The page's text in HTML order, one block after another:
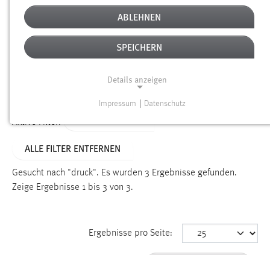
Erstellungsdatum
Alter
Aktive Filter:
ALLE FILTER ENTFERNEN
Gesucht nach "druck". Es wurden 3 Ergebnisse gefunden.
Zeige Ergebnisse 1 bis 3 von 3.
Ergebnisse pro Seite:
ABLEHNEN
SPEICHERN
Details anzeigen
Funktionen und sind für die einwandfreie Funktion der
Einverständnis
cookie_consent
Impressum Datenschutz